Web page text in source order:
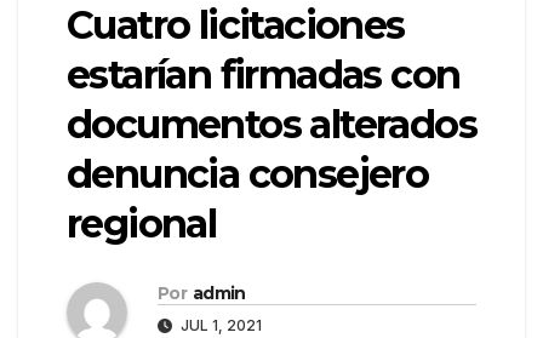
Cuatro licitaciones
estarían firmadas con
documentos alterados
denuncia consejero
regional
Por admin
JUL 1, 2021